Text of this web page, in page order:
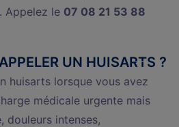
Appelez le 07 08 21 53 88
UN HUISARTS ?
huisarts lorsque vous avez
médicale urgente mais
douleurs intenses,